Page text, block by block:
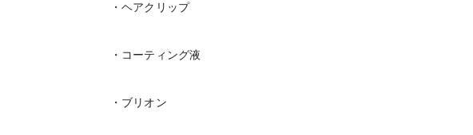
・ヘアクリップ
・コーティング液
・ブリオン